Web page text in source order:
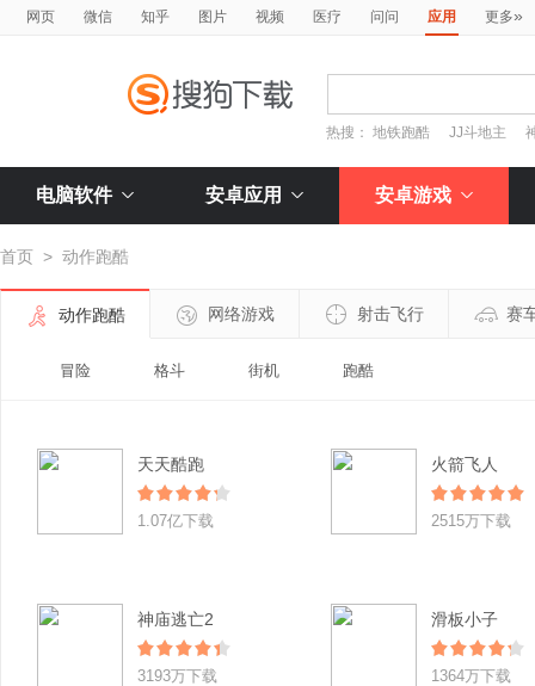
网页 微信 知乎 图片 视频 医疗 问问 应用 更多»
热搜：地铁跑酷 JJ斗地主
电脑软件 安卓应用 安卓游戏
首页 > 动作跑酷
动作跑酷 网络游戏 射击飞行 赛
冒险 格斗 街机 跑酷
天天酷跑
1.07亿下载
火箭飞人
2515万下载
神庙逃亡2
3193万下载
滑板小子
1364万下载